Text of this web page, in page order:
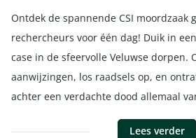
Ontdek de spannende CSI moordzaak
rechercheurs voor één dag! Duik in
case in de sfeervolle Veluwse dorpen.
aanwijzingen, los raadsels op, en
achter een verdachte dood allemaal
Lees verder